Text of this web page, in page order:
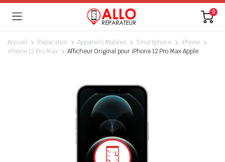
0
Accueil Réparation Appareils Mobiles Smartphone
iPhone
iPhone 12 Pro Max
Afficheur Original pour iPhone 12 Pro Max Apple